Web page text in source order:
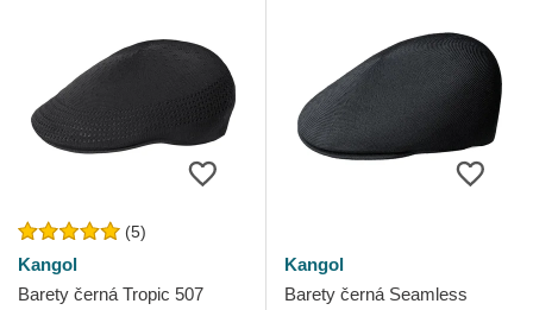
(5)
Kangol
Barety černá Tropic 507
Kangol
Barety černá Seamless